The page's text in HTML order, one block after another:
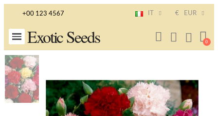
+00 123 4567 € EUR
Exotic Seeds